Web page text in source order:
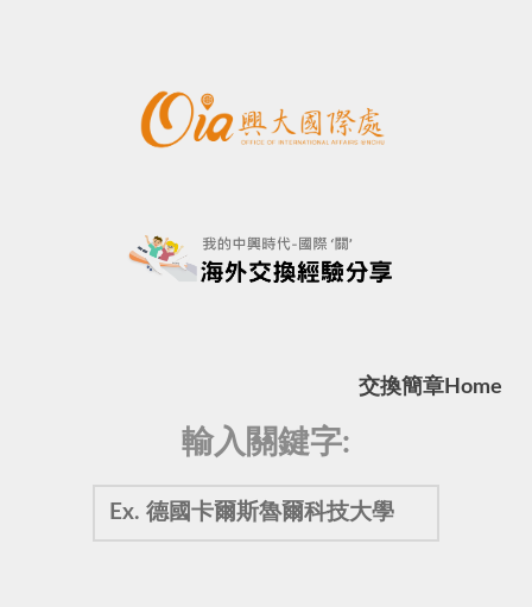
交換簡章 Home
輸入關鍵字: